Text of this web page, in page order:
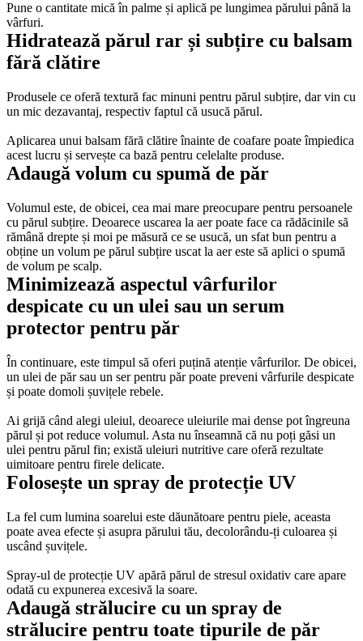
Pune o cantitate mică în palme și aplică pe lungimea părului până la
vârfuri.
Hidratează părul rar și subțire cu balsam
fără clătire
Produsele ce oferă textură fac minuni pentru părul subțire, dar vin cu
un mic dezavantaj, respectiv faptul că usucă părul.
Aplicarea unui balsam fără clătire înainte de coafare poate împiedica
acest lucru și servește ca bază pentru celelalte produse.
Adaugă volum cu spumă de păr
Volumul este, de obicei, cea mai mare preocupare pentru persoanele
cu părul subțire. Deoarece uscarea la aer poate face ca rădăcinile să
rămână drepte și moi pe măsură ce se usucă, un sfat bun pentru a
obține un volum pe părul subțire uscat la aer este să aplici o spumă
de volum pe scalp.
Minimizează aspectul vârfurilor
despicate cu un ulei sau un serum
protector pentru păr
În continuare, este timpul să oferi puțină atenție vârfurilor. De obicei,
un ulei de păr sau un ser pentru păr poate preveni vârfurile despicate
și poate domoli șuvițele rebele.
Ai grijă când alegi uleiul, deoarece uleiurile mai dense pot îngreuna
părul și pot reduce volumul. Asta nu înseamnă că nu poți găsi un
ulei pentru părul fin; există uleiuri nutritive care oferă rezultate
uimitoare pentru firele delicate.
Folosește un spray de protecție UV
La fel cum lumina soarelui este dăunătoare pentru piele, aceasta
poate avea efecte și asupra părului tău, decolorându-ți culoarea și
uscând șuvițele.
Spray-ul de protecție UV apără părul de stresul oxidativ care apare
odată cu expunerea excesivă la soare.
Adaugă strălucire cu un spray de
strălucire pentru toate tipurile de păr